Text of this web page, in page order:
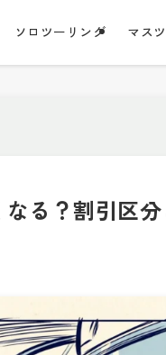
ソロツーリング マス
る？割引区